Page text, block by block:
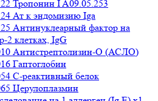
Тропонин I A09.05.253
Ат к эндомизию Iga
Антинуклеарный фактор на
2 клетках, IgG
Антистрептолизин-О (АСЛО)
Гаптоглобин
С-реактивный белок
Церулоплазмин